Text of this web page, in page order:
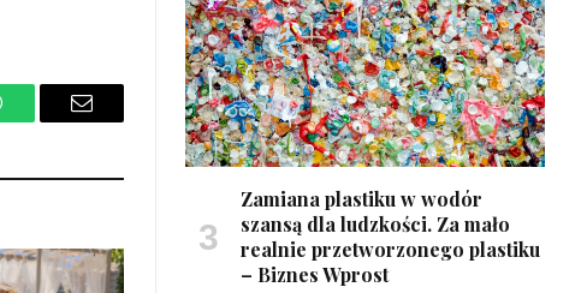
Email
Zamiana plastiku w wodór
szansą dla ludzkości. Za mało
realnie przetworzonego plastiku
– Biznes Wprost